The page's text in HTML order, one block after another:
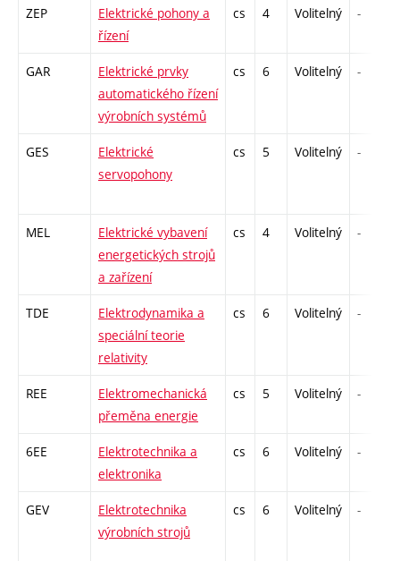
ZEP
Elektrické pohony a
řízení
cs 4 Volitelný -
GAR
Elektrické prvky
automatického řízení
výrobních systémů
cs 6 Volitelný -
GES
Elektrické
servopohony
cs 5 Volitelný -
MEL
Elektrické vybavení
energetických strojů
a zařízení
cs 4 Volitelný -
TDE
Elektrodynamika a
speciální teorie
relativity
cs 6 Volitelný -
REE
Elektromechanická
přeměna energie
cs 5 Volitelný -
6EE
Elektrotechnika a
elektronika
cs 6 Volitelný -
GEV
Elektrotechnika
výrobních strojů
cs 6 Volitelný -